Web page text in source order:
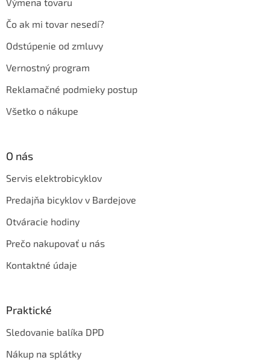
Čo ak mi tovar nesedí?
Odstúpenie od zmluvy
Vernostný program
Reklamačné podmieky postup
Všetko o nákupe
O nás
Servis elektrobicyklov
Predajňa bicyklov v Bardejove
Otváracie hodiny
Prečo nakupovať u nás
Kontaktné údaje
Praktické
Sledovanie balíka DPD
Nákup na splátky